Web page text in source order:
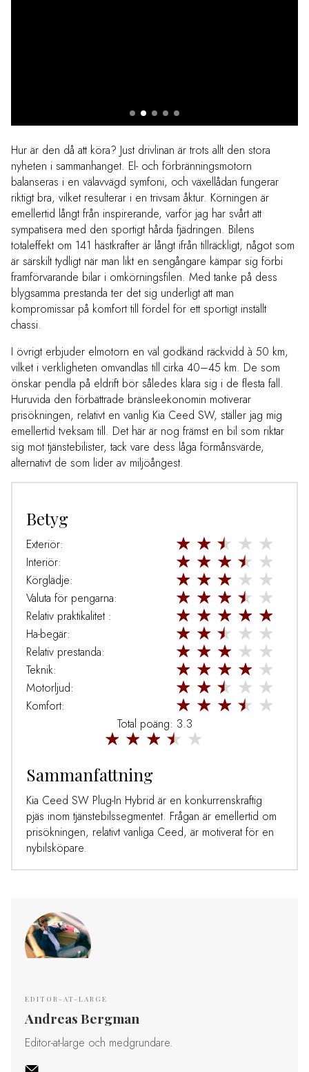
Hur är den då att köra? Just drivlinan är trots allt den stora
nyheten i sammanhanget. El- och förbränningsmotorn
balanseras i en välavvägd symfoni, och växellådan fungerar
riktigt bra, vilket resulterar i en trivsam åktur. Körningen är
emellertid långt från inspirerande, varför jag har svårt att
sympatisera med den sportigt hårda fjädringen. Bilens
totaleffekt om 141 hästkrafter är långt ifrån tillräckligt, något som
är särskilt tydligt när man likt en sengångare kämpar sig förbi
framförvarande bilar i omkörningsfilen. Med tanke på dess
blygsamma prestanda ter det sig underligt att man
kompromissar på komfort till fördel för ett sportigt inställt
chassi.
I övrigt erbjuder elmotorn en väl godkänd räckvidd à 50 km,
vilket i verkligheten omvandlas till cirka 40–45 km. De som
önskar pendla på eldrift bör således klara sig i de flesta fall.
Huruvida den förbättrade bränsleekonomin motiverar
prisökningen, relativt en vanlig Kia Ceed SW, ställer jag mig
emellertid tveksam till. Det här är nog främst en bil som riktar
sig mot tjänstebilister, tack vare dess låga förmånsvärde,
alternativt de som lider av miljöångest.
Betyg
Exteriör:
Interiör:
Körglädje:
Valuta för pengarna:
Relativ praktikalitet :
Ha-begär:
Relativ prestanda:
Teknik:
Motorljud:
Komfort:
Total poäng: 3.3
Sammanfattning
Kia Ceed SW Plug-In Hybrid är en konkurrenskraftig
pjäs inom tjänstebilssegmentet. Frågan är emellertid om
prisökningen, relativt vanliga Ceed, är motiverat för en
nybilsköpare.
EDITOR-AT-LARGE
Andreas Bergman
Editor-at-large och medgrundare.